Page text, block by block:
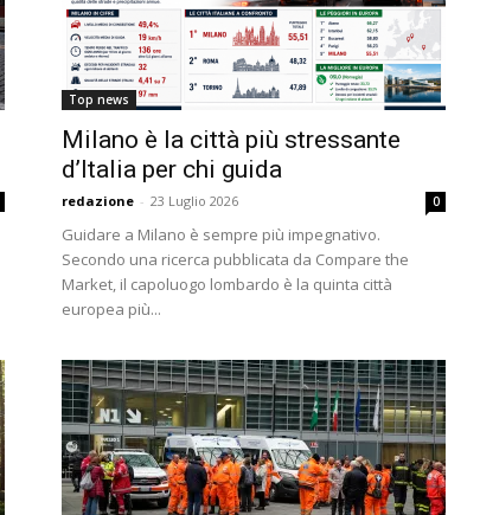
Top news
Milano è la città più stressante
d’Italia per chi guida
redazione - 23 Luglio 2026 0
Guidare a Milano è sempre più impegnativo.
Secondo una ricerca pubblicata da Compare the
Market, il capoluogo lombardo è la quinta città
europea più...